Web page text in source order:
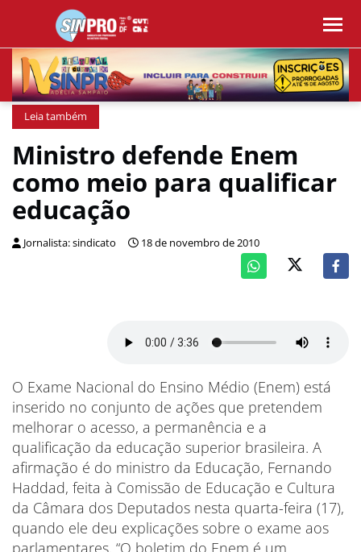
Leia também
Ministro defende Enem
como meio para qualificar
educação
Jornalista: sindicato 18 de novembro de 2010
O Exame Nacional do Ensino Médio (Enem) está
inserido no conjunto de ações que pretendem
melhorar o acesso, a permanência e a
qualificação da educação superior brasileira. A
afirmação é do ministro da Educação, Fernando
Haddad, feita à Comissão de Educação e Cultura
da Câmara dos Deputados nesta quarta-feira (17),
quando ele deu explicações sobre o exame aos
parlamentares. “O boletim do Enem é um